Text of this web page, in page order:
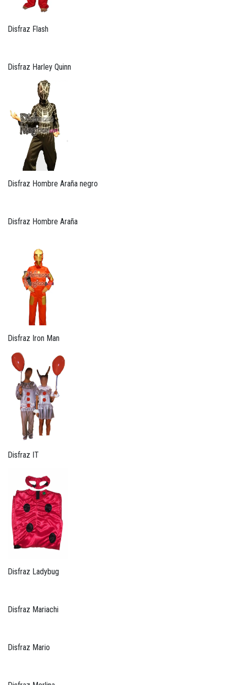
Disfraz Flash
Disfraz Harley Quinn
Disfraz Hombre Araña negro
Disfraz Hombre Araña
Disfraz Iron Man
Disfraz IT
Disfraz Ladybug
Disfraz Mariachi
Disfraz Mario